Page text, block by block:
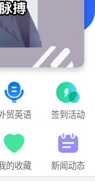
贸英语 签到活动
的收藏 新闻动态
到的外贸干货
隆重上线🧨🧨🧨
学习📚📚📚